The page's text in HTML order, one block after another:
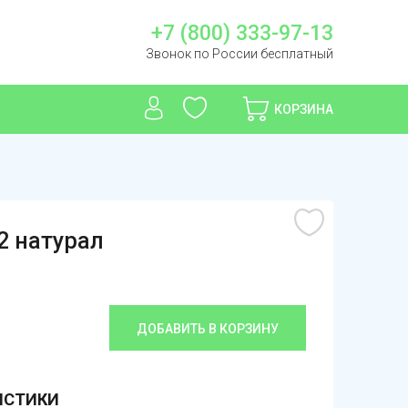
+7 (800) 333-97-13
Звонок по России бесплатный
КОРЗИНА
натурал
ДОБАВИТЬ В КОРЗИНУ